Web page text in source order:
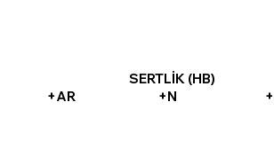
SERTLİK (HB)
+AR
+N